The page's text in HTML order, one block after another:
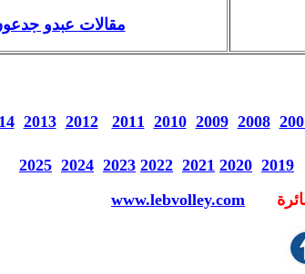
مقالات عبدو
2008
2009
2010
2011
2012
2013
2019
2020
2021
2022
2023
2024
2025
www.lebvolley.com